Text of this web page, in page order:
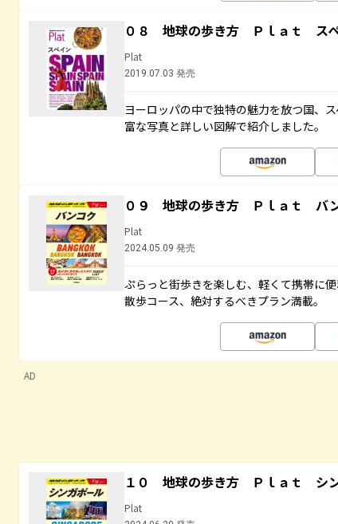
０８ 地球の歩き方 Ｐｌａｔ ス
Plat
2019.07.03 発売
ヨーロッパの中で独特の魅力を放つ国、
富な写真と詳しい図解で紹介しました。
０９ 地球の歩き方 Ｐｌａｔ バ
Plat
2024.05.09 発売
ぷらっと街歩きを楽しむ、軽くて携帯に
散歩コース、絶対するべきプラン満載。
AD
１０ 地球の歩き方 Ｐｌａｔ シ
Plat